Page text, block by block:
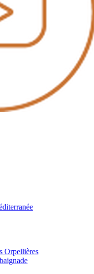
Orpellières